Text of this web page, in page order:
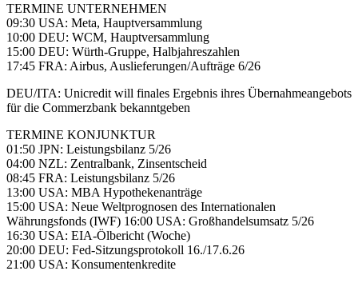
TERMINE UNTERNEHMEN
09:30 USA: Meta, Hauptversammlung
10:00 DEU: WCM, Hauptversammlung
15:00 DEU: Würth-Gruppe, Halbjahreszahlen
17:45 FRA: Airbus, Auslieferungen/Aufträge 6/26
DEU/ITA: Unicredit will finales Ergebnis ihres Übernahmeangebots
für die Commerzbank bekanntgeben
TERMINE KONJUNKTUR
01:50 JPN: Leistungsbilanz 5/26
04:00 NZL: Zentralbank, Zinsentscheid
08:45 FRA: Leistungsbilanz 5/26
13:00 USA: MBA Hypothekenanträge
15:00 USA: Neue Weltprognosen des Internationalen
Währungsfonds (IWF) 16:00 USA: Großhandelsumsatz 5/26
16:30 USA: EIA-Ölbericht (Woche)
20:00 DEU: Fed-Sitzungsprotokoll 16./17.6.26
21:00 USA: Konsumentenkredite